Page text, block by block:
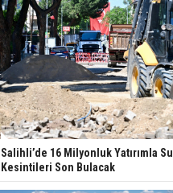
Salihli’de 16 Milyonluk Yatırımla Su
Kesintileri Son Bulacak